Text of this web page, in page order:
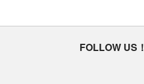
FOLLOW US！